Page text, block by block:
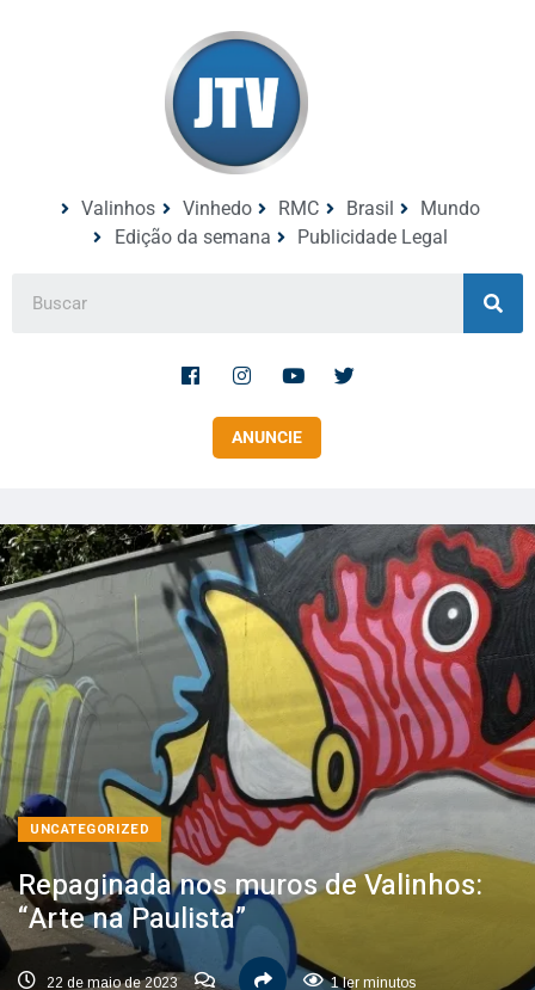
Valinhos Vinhedo RMC Brasil
Mundo
Edição da semana
Publicidade Legal
ANUNCIE
UNCATEGORIZED
Repaginada nos muros de Valinhos:
“Arte na Paulista”
22 de maio de 2023 1 ler minutos